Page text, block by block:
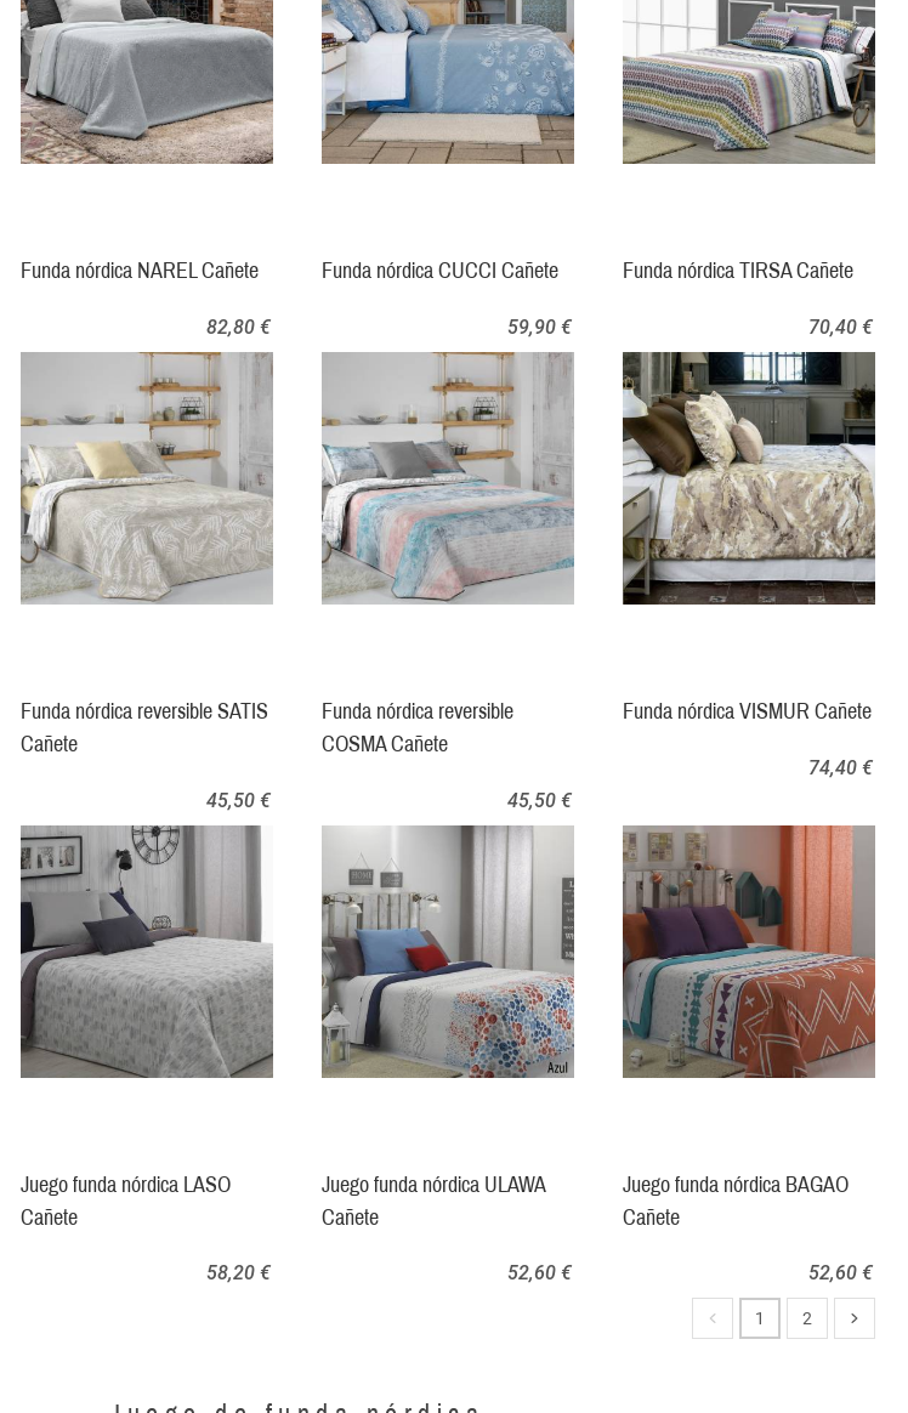
Funda nórdica NAREL Cañete
82,80 €
Funda nórdica CUCCI Cañete
59,90 €
Funda nórdica TIRSA Cañete
70,40 €
Funda nórdica reversible SATIS
Cañete
45,50 €
Funda nórdica reversible
COSMA Cañete
45,50 €
Funda nórdica VISMUR Cañete
74,40 €
Juego funda nórdica LASO
Cañete
58,20 €
Juego funda nórdica ULAWA
Cañete
52,60 €
Juego funda nórdica BAGAO
Cañete
52,60 €
1 2